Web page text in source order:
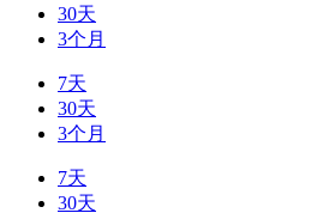
30天
3个月
7天
30天
3个月
7天
30天